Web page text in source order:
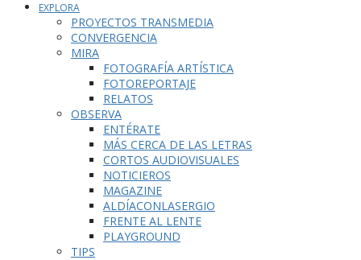
EXPLORA
PROYECTOS TRANSMEDIA
CONVERGENCIA
MIRA
FOTOGRAFÍA ARTÍSTICA
FOTOREPORTAJE
RELATOS
OBSERVA
ENTÉRATE
MÁS CERCA DE LAS LETRAS
CORTOS AUDIOVISUALES
NOTICIEROS
MAGAZINE
ALDÍACONLASERGIO
FRENTE AL LENTE
PLAYGROUND
TIPS